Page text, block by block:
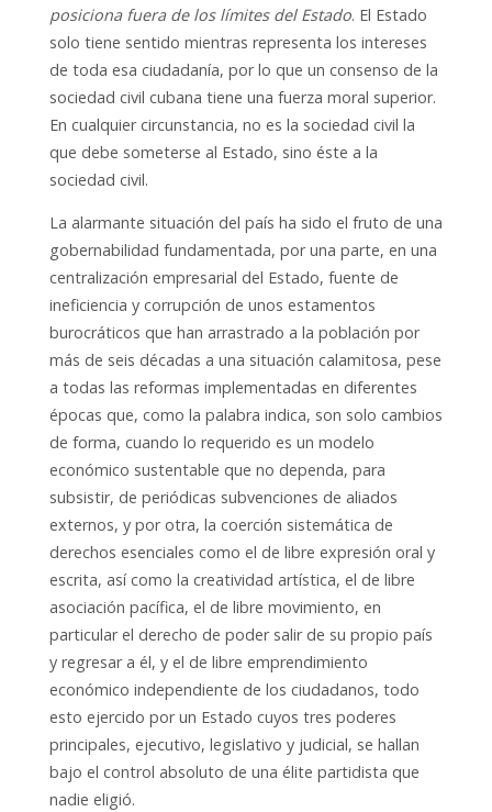
posiciona fuera de los límites del Estado. El Estado
solo tiene sentido mientras representa los intereses
de toda esa ciudadanía, por lo que un consenso de la
sociedad civil cubana tiene una fuerza moral superior.
En cualquier circunstancia, no es la sociedad civil la
que debe someterse al Estado, sino éste a la
sociedad civil.
La alarmante situación del país ha sido el fruto de una
gobernabilidad fundamentada, por una parte, en una
centralización empresarial del Estado, fuente de
ineficiencia y corrupción de unos estamentos
burocráticos que han arrastrado a la población por
más de seis décadas a una situación calamitosa, pese
a todas las reformas implementadas en diferentes
épocas que, como la palabra indica, son solo cambios
de forma, cuando lo requerido es un modelo
económico sustentable que no dependa, para
subsistir, de periódicas subvenciones de aliados
externos, y por otra, la coerción sistemática de
derechos esenciales como el de libre expresión oral y
escrita, así como la creatividad artística, el de libre
asociación pacífica, el de libre movimiento, en
particular el derecho de poder salir de su propio país
y regresar a él, y el de libre emprendimiento
económico independiente de los ciudadanos, todo
esto ejercido por un Estado cuyos tres poderes
principales, ejecutivo, legislativo y judicial, se hallan
bajo el control absoluto de una élite partidista que
nadie eligió.